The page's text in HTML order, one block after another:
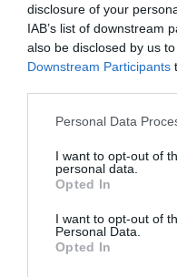
disclosure of your
IAB’s list of downstream
also be disclosed by us
Downstream Participants
Personal Data
I want to opt-out of
personal data.
Opted In
I want to opt-out of
Personal Data.
Opted In
momentos se han
reflejando el buen
conjunto.